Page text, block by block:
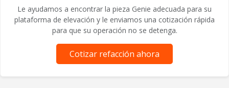
Le ayudamos a encontrar la pieza Genie adecuada para su
plataforma de elevación y le enviamos una cotización rápida
para que su operación no se detenga.
Cotizar refacción ahora